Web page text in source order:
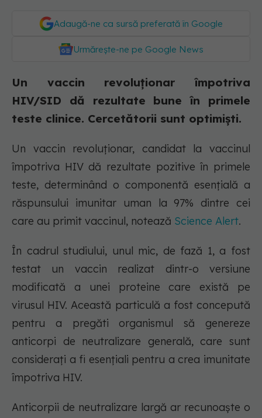
Adaugă-ne ca sursă preferată în Google
Urmărește-ne pe Google News
Un vaccin revoluționar împotriva
HIV/SID dă rezultate bune în primele
teste clinice. Cercetătorii sunt optimiști.
Un vaccin revoluționar, candidat la vaccinul
împotriva HIV dă rezultate pozitive în primele
teste, determinând o componentă esențială a
răspunsului imunitar uman la 97% dintre cei
care au primit vaccinul, notează Science Alert.
În cadrul studiului, unul mic, de fază 1, a fost
testat un vaccin realizat dintr-o versiune
modificată a unei proteine care există pe
virusul HIV. Această particulă a fost concepută
pentru a pregăti organismul să genereze
anticorpi de neutralizare generală, care sunt
considerați a fi esențiali pentru a crea imunitate
împotriva HIV.
Anticorpii de neutralizare largă ar recunoaște o